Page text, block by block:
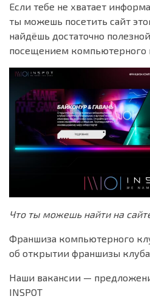
Если тебе не хватает
ты можешь посетить сайт
найдёшь достаточно
посещением компьютерного
Что ты можешь найти на
Франшиза компьютерного
об открытии франшизы
Наши вакансии —
INSPOT